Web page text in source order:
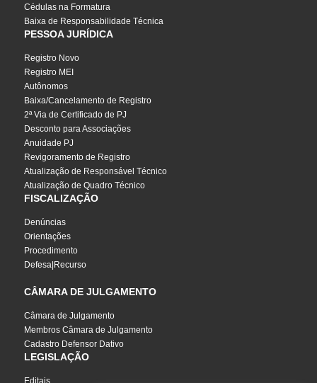
Cédulas na Formatura
Baixa de Responsabilidade Técnica
PESSOA JURÍDICA
Registro Novo
Registro MEI
Autônomos
Baixa/Cancelamento de Registro
2ª Via de Certificado de PJ
Desconto para Associações
Anuidade PJ
Revigoramento de Registro
Atualização de Responsável Técnico
Atualização de Quadro Técnico
FISCALIZAÇÃO
Denúncias
Orientações
Procedimento
Defesa|Recurso
CÂMARA DE JULGAMENTO
Câmara de Julgamento
Membros Câmara de Julgamento
Cadastro Defensor Dativo
LEGISLAÇÃO
Editais